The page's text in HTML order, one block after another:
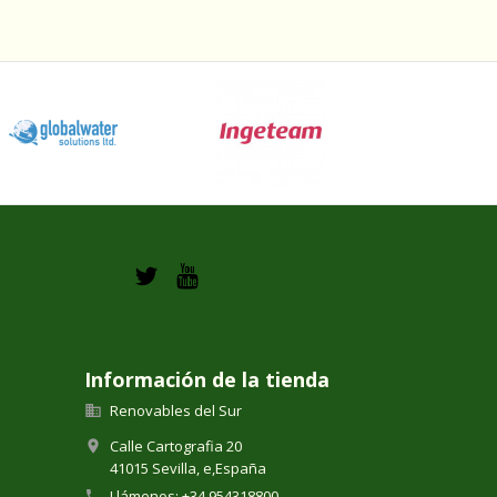
Información de la tienda
 Renovables del Sur

Calle Cartografia 20
41015 Sevilla, e, España